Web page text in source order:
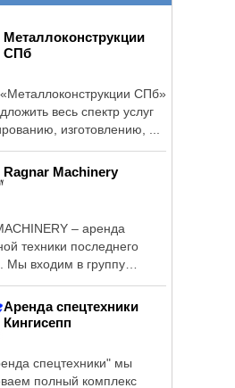
Металлоконструкции
СПб
СПб»
весь спектр услуг
изготовлению, ...
Ragnar Machinery
– аренда
техники последнего
Мы входим в группу
Аренда спецтехники
Кингисепп
спецтехники" мы
полный комплекс